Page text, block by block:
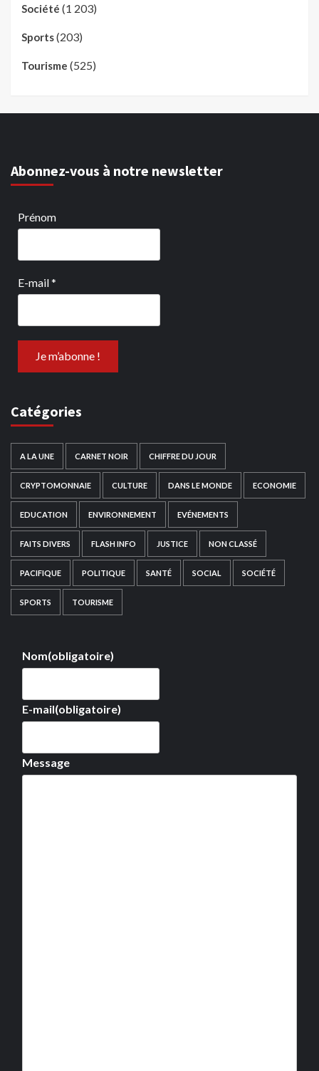
Société (1 203)
Sports(203)
Tourisme (525)
Abonnez-vous à notre newsletter
Prénom
E-mail*
Catégories
A LA UNE CARNET NOIR CHIFFRE DU JOUR
CRYPTOMONNAIE CULTURE DANS LE MONDE ECONOMIE
EDUCATION ENVIRONNEMENT EVÉNEMENTS
FAITS DIVERS FLASH INFO JUSTICE NON CLASSÉ
PACIFIQUE POLITIQUE SANTÉ SOCIAL SOCIÉTÉ
SPORTS TOURISME
Nom(obligatoire)
E-mail(obligatoire)
Message